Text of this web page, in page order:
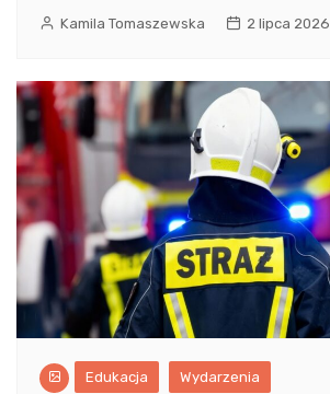
Kamila Tomaszewska 2 lipca 2026
Edukacja Wydarzenia